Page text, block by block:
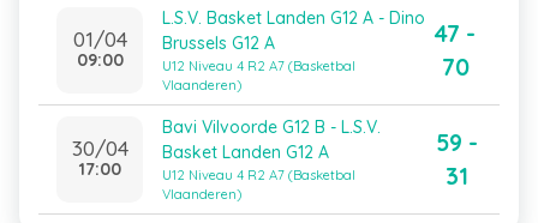
01/04
09:00
L.S.V. Basket Landen G12 A - Dino
Brussels G12 A
U12 Niveau 4 R2 A7 (Basketbal
Vlaanderen)
47 -
70
30/04
17:00
Bavi Vilvoorde G12 B - L.S.V.
Basket Landen G12 A
U12 Niveau 4 R2 A7 (Basketbal
Vlaanderen)
59 -
31